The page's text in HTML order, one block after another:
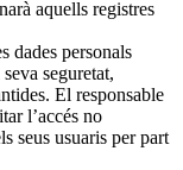
aquells registres
dades personals
seguretat,
El responsable
l’accés no
seus usuaris per part